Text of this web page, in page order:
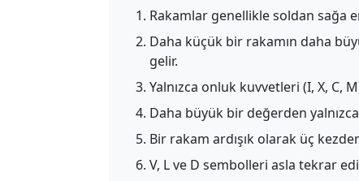
Rakamlar genellikle soldan sağa
Daha küçük bir rakamın daha
gelir.
Yalnızca onluk kuvvetleri (I, X, C,
Daha büyük bir değerden
Bir rakam ardışık olarak üç
V, L ve D sembolleri asla tekrar